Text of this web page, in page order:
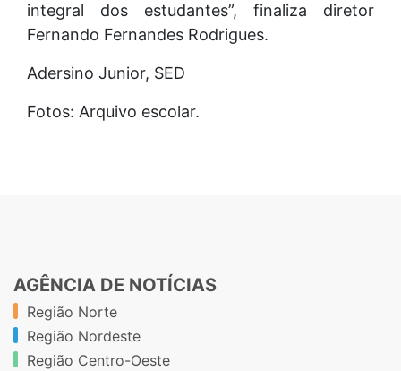
integral dos estudantes”, finaliza diretor
Fernando Fernandes Rodrigues.
Adersino Junior, SED
Fotos: Arquivo escolar.
AGÊNCIA DE NOTÍCIAS
Região Norte
Região Nordeste
Região Centro-Oeste